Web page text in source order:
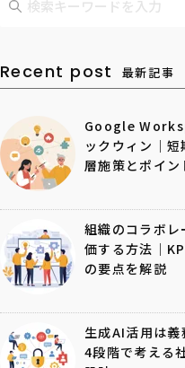
Recent post 最新記事
Google
ックウィン｜
層施策とポイン
組織のコラボ
価する方法｜
の要点を解説
生成AI活用は義
4段階で考える